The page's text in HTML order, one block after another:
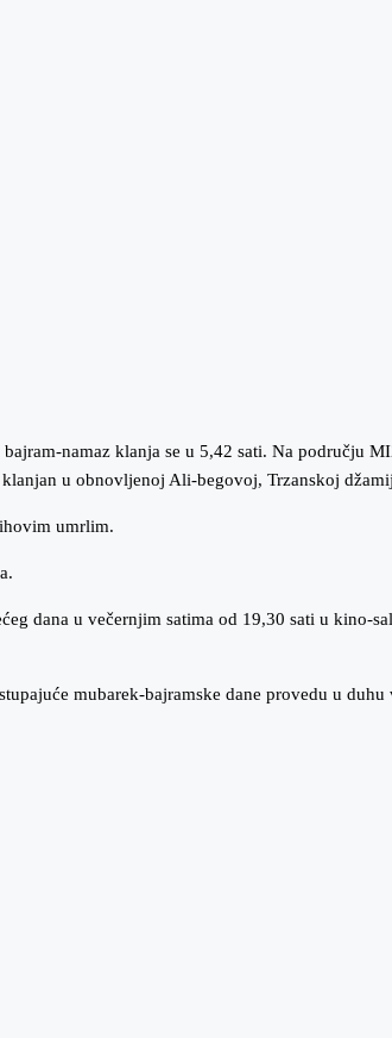
namaz klanja se u 5,42 sati. Na području
u obnovljenoj Ali-begovoj, Trzanskoj
umrlim.
dana u večernjim satima od 19,30 sati u kino-
mubarek-bajramske dane provedu u